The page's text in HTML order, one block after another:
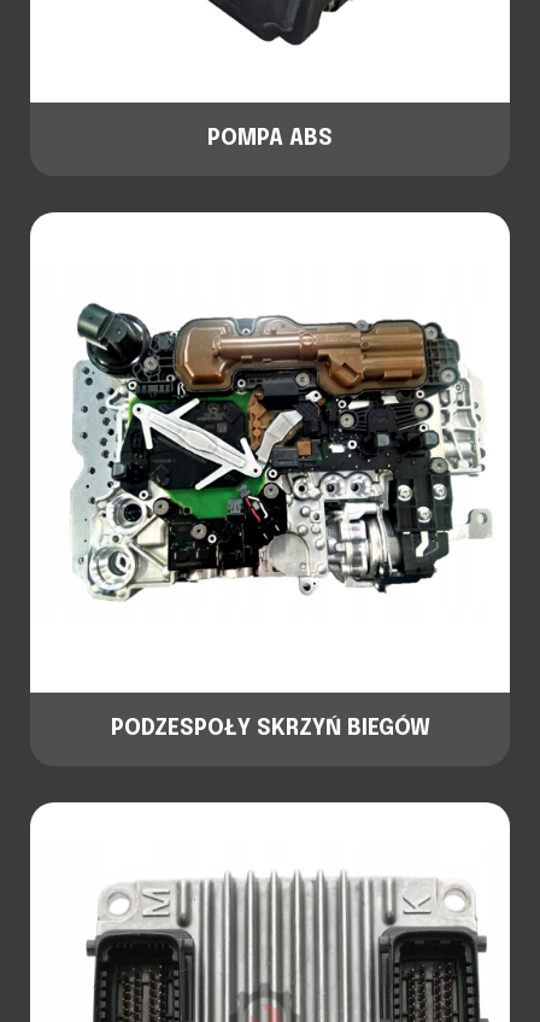
POMPA ABS
PODZESPOŁY SKRZYŃ BIEGÓW